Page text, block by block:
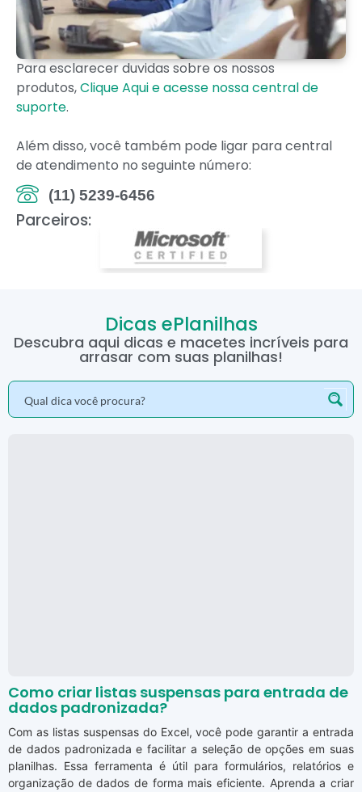
Para esclarecer duvidas sobre os nossos
produtos,Clique Aqui e acesse nossa central de
suporte.
Além disso, você também pode ligar para central
de atendimento no seguinte número:
(11) 5239-6456
Parceiros:
Dicas ePlanilhas
Descubra aqui dicas e macetes incríveis para
arrasar com suas planilhas!
Como criar listas suspensas para entrada de
dados padronizada?
Com as listas suspensas do Excel, você pode garantir a entrada
de dados padronizada e facilitar a seleção de opções em suas
planilhas. Essa ferramenta é útil para formulários, relatórios e
organização de dados de forma mais eficiente. Aprenda a criar